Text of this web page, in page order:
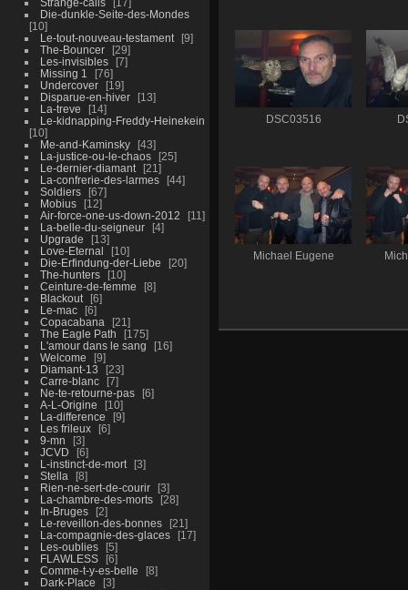
Strange-calls
17
Die-dunkle-Seite-des-Mondes
10
Le-tout-nouveau-testament
9
The-Bouncer
29
Les-invisibles
7
Missing 1
76
Undercover
19
Disparue-en-hiver
13
La-treve
14
Le-kidnapping-Freddy-Heinekein
10
Me-and-Kaminsky
43
La-justice-ou-le-chaos
25
Le-dernier-diamant
21
La-confrerie-des-larmes
44
Soldiers
67
Mobius
12
Air-force-one-us-down-2012
11
La-belle-du-seigneur
4
Upgrade
13
Love-Eternal
10
Die-Erfindung-der-Liebe
20
The-hunters
10
Ceinture-de-femme
8
Blackout
6
Le-mac
6
Copacabana
21
The Eagle Path
175
L'amour dans le sang
16
Welcome
9
Diamant-13
23
Carre-blanc
7
Ne-te-retourne-pas
6
A-L-Origine
10
La-difference
9
Les frileux
6
9-mn
3
JCVD
6
L-instinct-de-mort
3
Stella
8
Rien-ne-sert-de-courir
3
La-chambre-des-morts
28
In-Bruges
2
Le-reveillon-des-bonnes
21
La-compagnie-des-glaces
17
Les-oublies
5
FLAWLESS
6
Comme-t-y-es-belle
8
Dark-Place
3
DSC03516
Michael Eugene